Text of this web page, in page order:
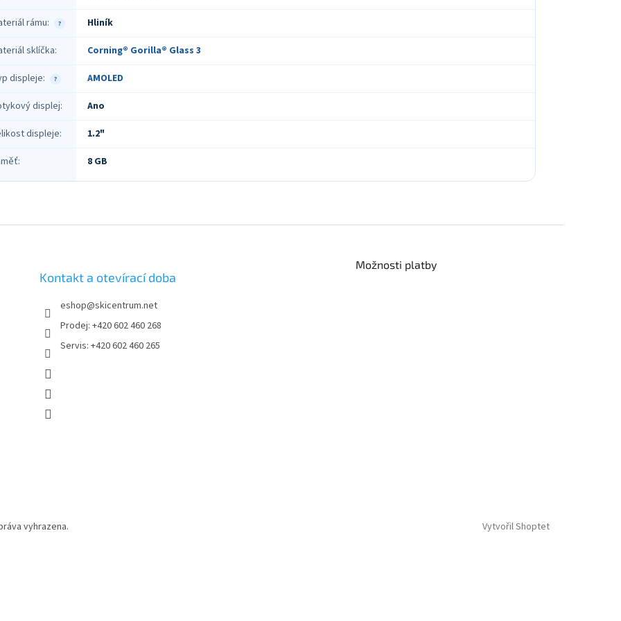
?
rámu:
Hliník
sklíčka: Corning® Gorilla® Glass 3
?
displeje:
AMOLED
displej:
Ano
displeje:
1.2"
: 8 GB
Kontakt a otevírací doba
eshop@skicentrum.net
Prodej: +420 602 460 268
Servis: +420 602 460 265
Možnosti platby
Vytvořil Shoptet
vyhrazena.